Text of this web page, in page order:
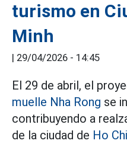
turismo en
Minh
29/04/2026 - 14:45
El 29 de abril, el
muelle Nha Rong se
contribuyendo a
de la ciudad de Ho